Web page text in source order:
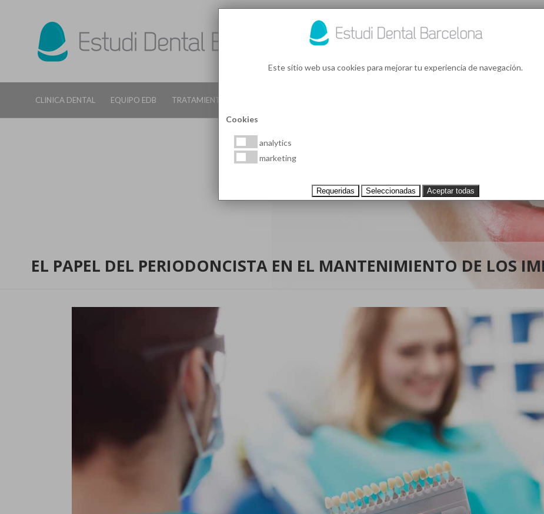
¿Te
CLINICA DENTAL EQUIPO EDB TRATAMIENTOS DENTALES EN BARCELONA
EL PAPEL DEL PERIODONCISTA EN EL MANTENIMIENTO DE LOS
Este sitio web usa cookies para mejorar tu experiencia de navegación.
Cookies
analytics
marketing
Requeridas Seleccionadas Aceptar todas